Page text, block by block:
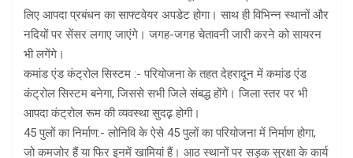
लिए आपदा प्रबंधन का साफ्टवेयर अपडेट होगा। साथ ही विभिन्न स्थानों और
नदियों पर सेंसर लगाए जाएंगे। जगह-जगह चेतावनी जारी करने को सायरन
भी लगेंगे।
कमांड एंड कंट्रोल सिस्टम :- परियोजना के तहत देहरादून में कमांड एंड
कंट्रोल सिस्टम बनेगा, जिससे सभी जिले संबद्ध होंगे। जिला स्तर पर भी
आपदा कंट्रोल रूम की व्यवस्था सुदढ़़ होगी।
45 पुलों का निर्माण:- लोनिवि के ऐसे 45 पुलों का परियोजना में निर्माण होगा,
जो कमजोर हैं या फिर इनमें खामियां हैं। आठ स्थानों पर सड़क सुरक्षा के कार्य